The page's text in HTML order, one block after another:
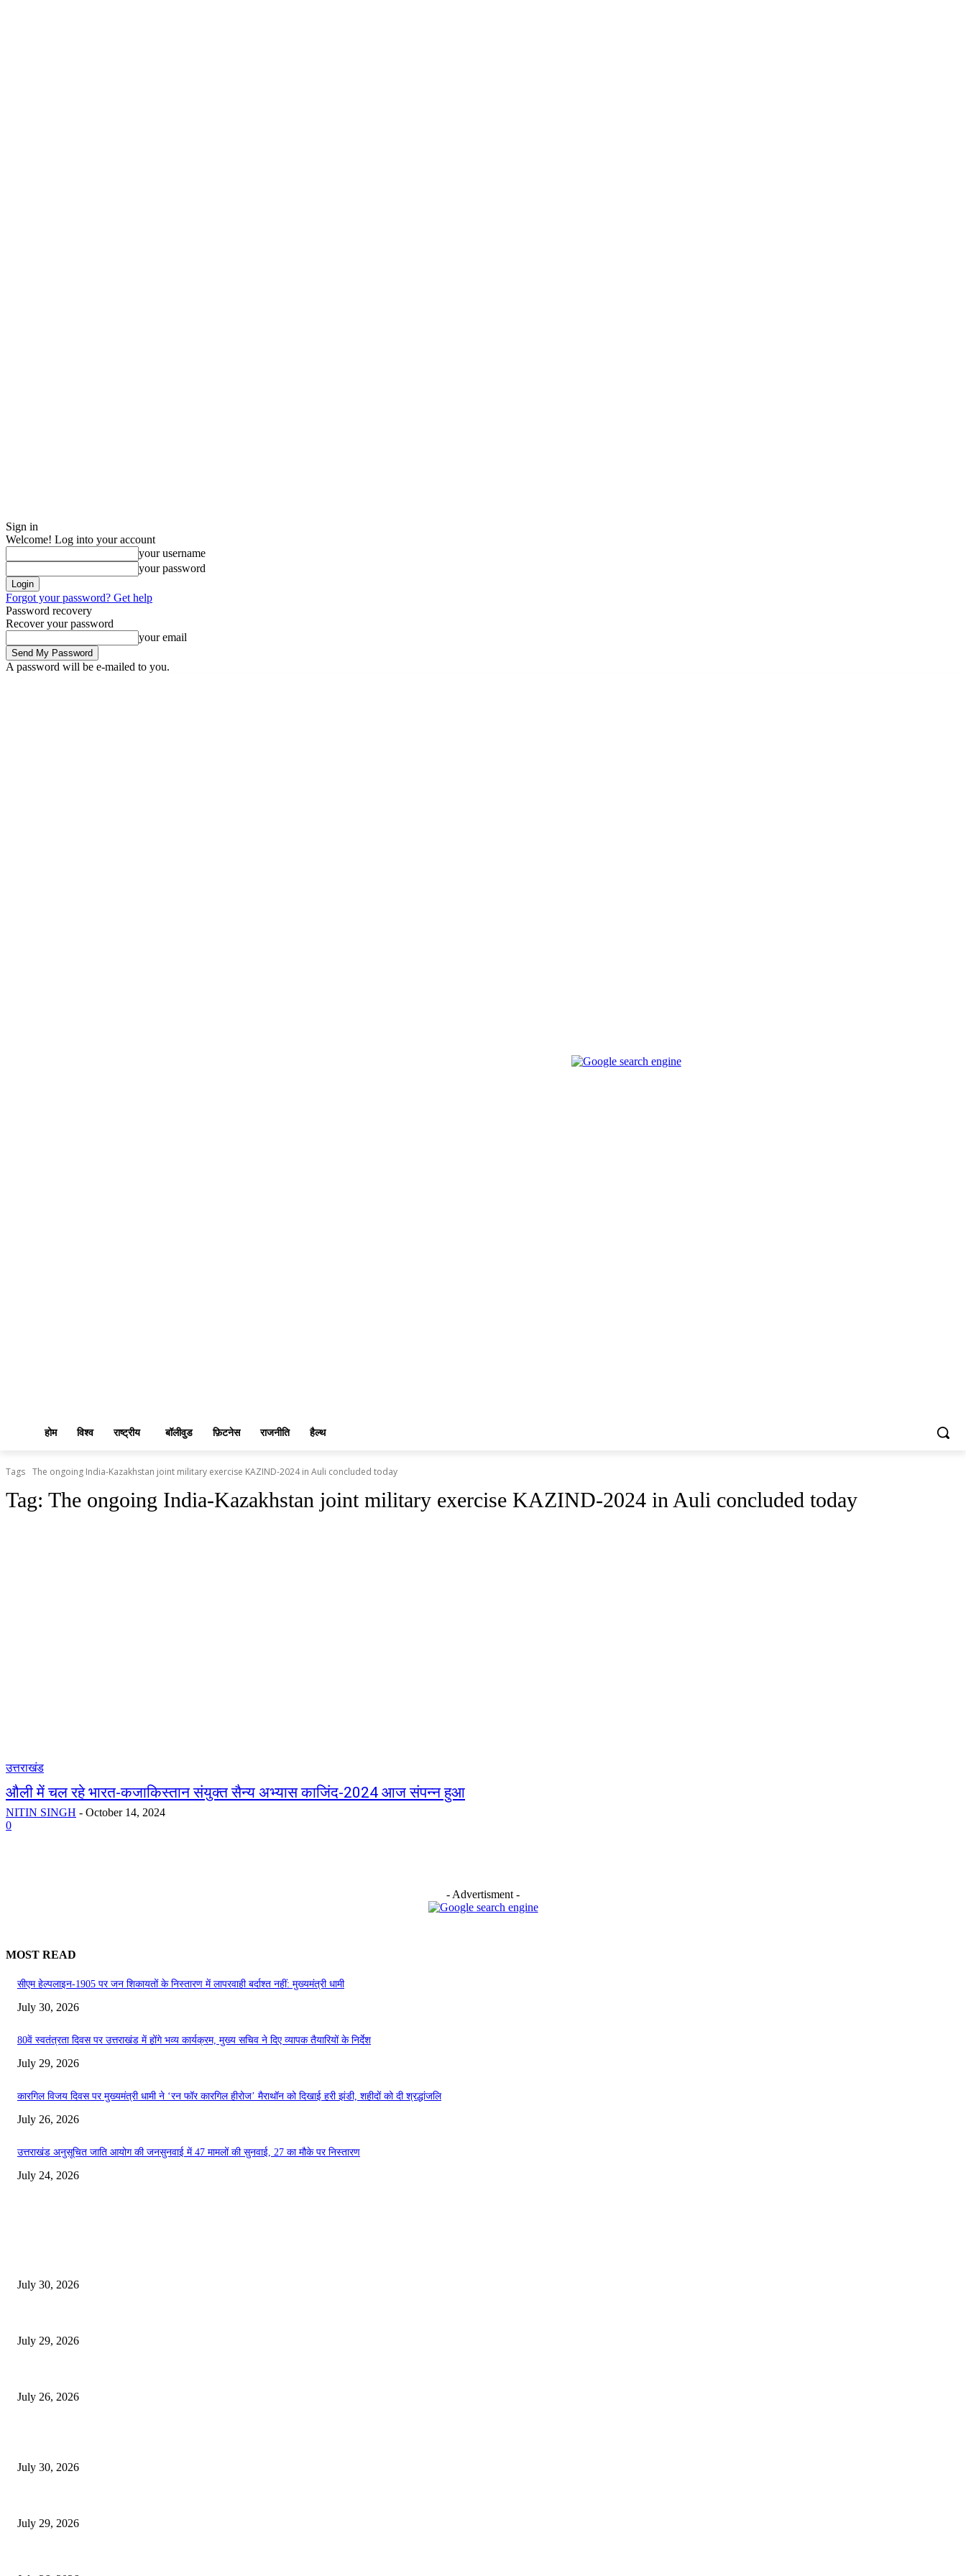
Sign in
Welcome! Log into your account
your username
your password
Forgot your password? Get help
Password recovery
Recover your password
your email
A password will be e-mailed to you.
होम विश्व राष्ट्रीय बॉलीवुड फ़िटनेस राजनीति हैल्थ
Tags The ongoing India-Kazakhstan joint military exercise KAZIND-2024 in Auli concluded today
Tag: The ongoing India-Kazakhstan joint military exercise KAZIND-2024 in Auli concluded today
उत्तराखंड
औली में चल रहे भारत-कजाकिस्तान संयुक्त सैन्य अभ्यास काजिंद-2024 आज संपन्न हुआ
NITIN SINGH - October 14, 2024
0
- Advertisment -
MOST READ
सीएम हेल्पलाइन-1905 पर जन शिकायतों के निस्तारण में लापरवाही बर्दाश्त नहीं: मुख्यमंत्री धामी
July 30, 2026
80वें स्वतंत्रता दिवस पर उत्तराखंड में होंगे भव्य कार्यक्रम, मुख्य सचिव ने दिए व्यापक तैयारियों के निर्देश
July 29, 2026
कारगिल विजय दिवस पर मुख्यमंत्री धामी ने ‘रन फॉर कारगिल हीरोज’ मैराथॉन को दिखाई हरी झंडी, शहीदों को दी श्रद्धांजलि
July 26, 2026
उत्तराखंड अनुसूचित जाति आयोग की जनसुनवाई में 47 मामलों की सुनवाई, 27 का मौके पर निस्तारण
July 24, 2026
July 30, 2026
July 29, 2026
July 26, 2026
July 30, 2026
July 29, 2026